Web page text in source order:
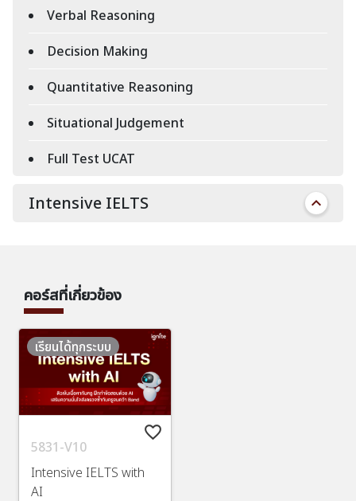
Verbal Reasoning
Decision Making
Quantitative Reasoning
Situational Judgement
Full Test UCAT
Intensive IELTS
คอร์สที่เกี่ยวข้อง
favorite_border
5831-V10
Intensive IELTS with
AI
เรียนได้ทุกระบบ